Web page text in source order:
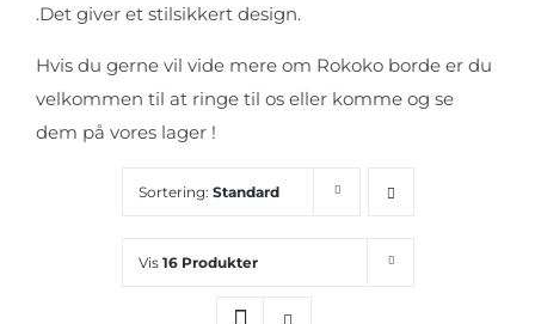
.Det giver et stilsikkert design.
Hvis du gerne vil vide mere om Rokoko borde er du
velkommen til at ringe til os eller komme og se
dem på vores lager !
Sortering: Standard
Vis 16 Produkter